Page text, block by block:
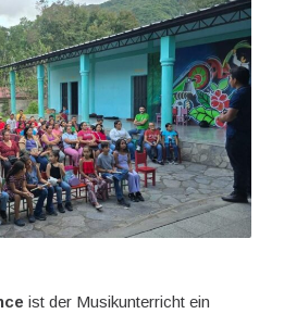
ist der Musikunterricht ein